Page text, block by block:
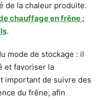
de la chaleur produite.
chauffage en frêne :
.
mode de stockage : il
et favoriser la
important de suivre des
du frêne, afin